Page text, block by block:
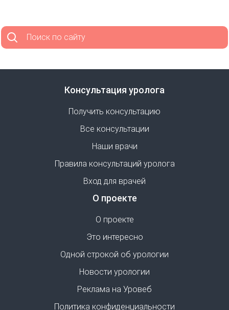
Поиск по сайту
Консультация уролога
Получить консультацию
Все консультации
Наши врачи
Правила консультаций уролога
Вход для врачей
О проекте
О проекте
Это интересно
Одной строкой об урологии
Новости урологии
Реклама на Уровеб
Политика конфиденциальности